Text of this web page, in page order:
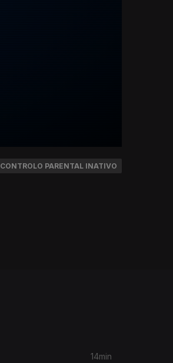
CONTROLO PARENTAL INATIVO
14min